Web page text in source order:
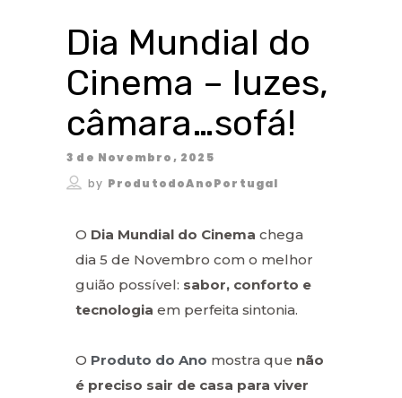
Dia Mundial do
Cinema – luzes,
câmara…sofá!
3 de Novembro, 2025
by ProdutodoAnoPortugal
O Dia Mundial do Cinema chega
dia 5 de Novembro com o melhor
guião possível: sabor, conforto e
tecnologia em perfeita sintonia.
O Produto do Ano mostra que não
é preciso sair de casa para viver